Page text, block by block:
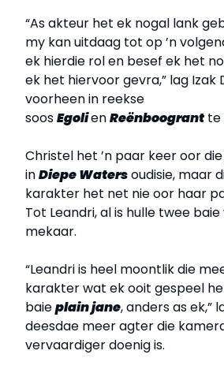
“As akteur het ek nogal lank
my kan uitdaag tot op ’n
ek hierdie rol en besef ek het
ek het hiervoor gevra,” lag Izak
voorheen in reekse
soosEgolienReënboograntte
Christel het ’n paar keer oor
inDiepe Watersoudisie, maar
karakter het net nie oor haar
Tot Leandri, al is hulle twee
mekaar.
“Leandri is heel moontlik die
karakter wat ek ooit gespeel
baieplain jane, anders as ek,”
deesdae meer agter die
vervaardiger doenig is.